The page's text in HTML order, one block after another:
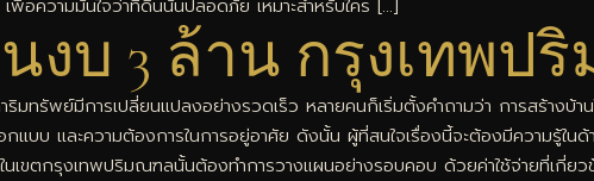
พื่อความมั่นใจว่าที่ดินนั้นปลอดภัย เหมาะสำหรับใคร […]
งบ 3 ล้าน กรุงเทพป
มทรัพย์มีการเปลี่ยนแปลงอย่างรวดเร็ว หลายคนก็เริ่มตั้งคำถามว่า การสร้าง
บบ และความต้องการในการอยู่อาศัย ดังนั้น ผู้ที่สนใจเรื่องนี้จะต้องมีความรู้ใน
นเขตกรุงเทพปริมณฑลนั้นต้องทำการวางแผนอย่างรอบคอบ ด้วยค่าใช้จ่ายที่เกี่